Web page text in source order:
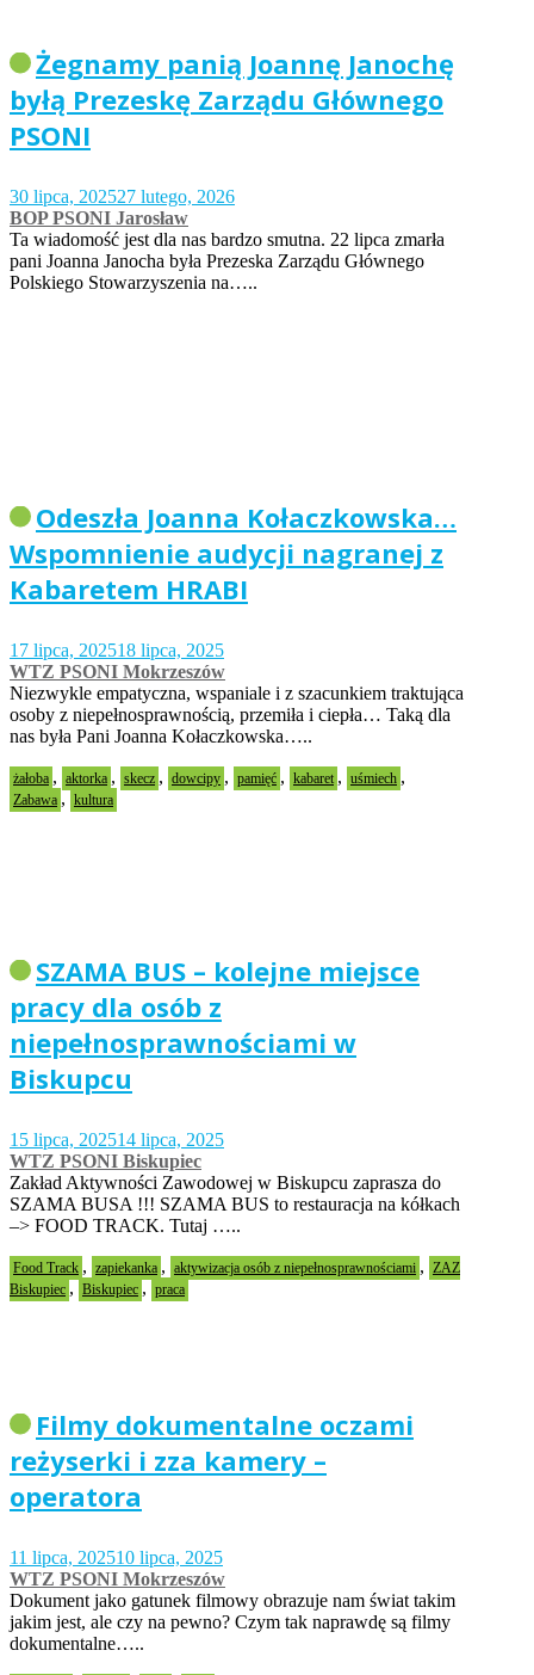
Żegnamy panią Joannę Janochę
byłą Prezeskę Zarządu Głównego
PSONI
30 lipca, 202527 lutego, 2026
BOP PSONI Jarosław
Ta wiadomość jest dla nas bardzo smutna. 22 lipca zmarła
pani Joanna Janocha była Prezeska Zarządu Głównego
Polskiego Stowarzyszenia na…..
Odeszła Joanna Kołaczkowska…
Wspomnienie audycji nagranej z
Kabaretem HRABI
17 lipca, 202518 lipca, 2025
WTZ PSONI Mokrzeszów
Niezwykle empatyczna, wspaniale i z szacunkiem traktująca
osoby z niepełnosprawnością, przemiła i ciepła… Taką dla
nas była Pani Joanna Kołaczkowska…..
żałoba , aktorka , skecz , dowcipy , pamięć , kabaret , uśmiech ,
Zabawa , kultura
SZAMA BUS – kolejne miejsce
pracy dla osób z
niepełnosprawnościami w
Biskupcu
15 lipca, 202514 lipca, 2025
WTZ PSONI Biskupiec
Zakład Aktywności Zawodowej w Biskupcu zaprasza do
SZAMA BUSA !!! SZAMA BUS to restauracja na kółkach
–> FOOD TRACK. Tutaj …..
Food Track , zapiekanka , aktywizacja osób z niepełnosprawnościami ,
ZAZ
Biskupiec , Biskupiec , praca
Filmy dokumentalne oczami
reżyserki i zza kamery –
operatora
11 lipca, 202510 lipca, 2025
WTZ PSONI Mokrzeszów
Dokument jako gatunek filmowy obrazuje nam świat takim
jakim jest, ale czy na pewno? Czym tak naprawdę są filmy
dokumentalne…..